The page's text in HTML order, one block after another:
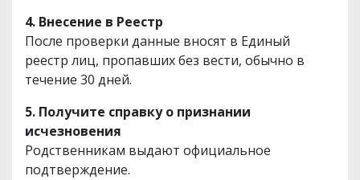
4. Внесение в Реестр
После проверки данные вносят в Единый
реестр лиц, пропавших без вести, обычно в
течение 30 дней.
5. Получите справку о признании
исчезновения
Родственникам выдают официальное
подтверждение.